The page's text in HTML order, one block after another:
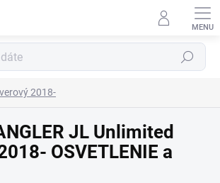
Hľadať
2018-
JL Unlimited
OSVETLENIE a